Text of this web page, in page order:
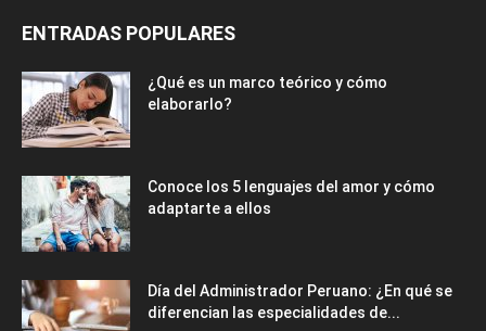
ENTRADAS POPULARES
¿Qué es un marco teórico y cómo
elaborarlo?
Conoce los 5 lenguajes del amor y cómo
adaptarte a ellos
Día del Administrador Peruano: ¿En qué se
diferencian las especialidades de...